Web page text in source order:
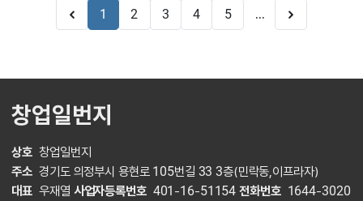
1 2 3 4 5 ...
창업일번지
상호 창업일번지
주소 경기도 의정부시 용현로 105번길 33 3층(민락동,이프라자)
대표 우재열 사업자등록번호 401-16-51154 전화번호 1644-3020